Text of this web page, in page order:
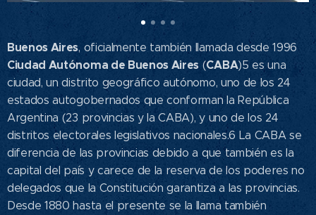
Buenos Aires, oficialmente también llamada desde 1996
Ciudad Autónoma de Buenos Aires (CABA)5​ es una
ciudad, un distrito geográfico autónomo, uno de los 24
estados autogobernados que conforman la República
Argentina (23 provincias y la CABA), y uno de los 24
distritos electorales legislativos nacionales.6​ La CABA se
diferencia de las provincias debido a que también es la
capital del país y carece de la reserva de los poderes no
delegados que la Constitución garantiza a las provincias.​
Desde 1880 hasta el presente se la llama también